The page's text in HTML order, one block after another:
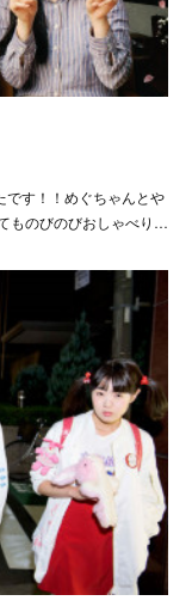
す！！めぐちゃんとや
ものびのびおしゃべり…